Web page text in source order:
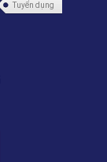
Tuyển dụng